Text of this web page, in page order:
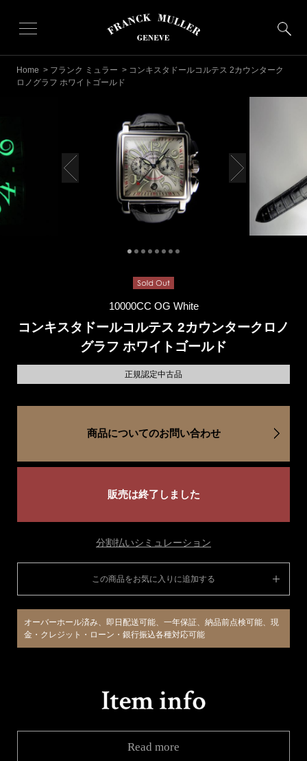
Home > フランク ミュラー > コンキスタドールコルテス 2カウンターク
ロノグラフ ホワイトゴールド
10000CC OG White
コンキスタドールコルテス 2カウンタークロノ
グラフ ホワイトゴールド
正規認定中古品
商品についてのお問い合わせ
販売は終了しました
分割払いシミュレーション
この商品をお気に入りに追加する
オーバーホール済み、即日配送可能、一年保証、納品前点検可能、現
金・クレジット・ローン・銀行振込各種対応可能
Read more